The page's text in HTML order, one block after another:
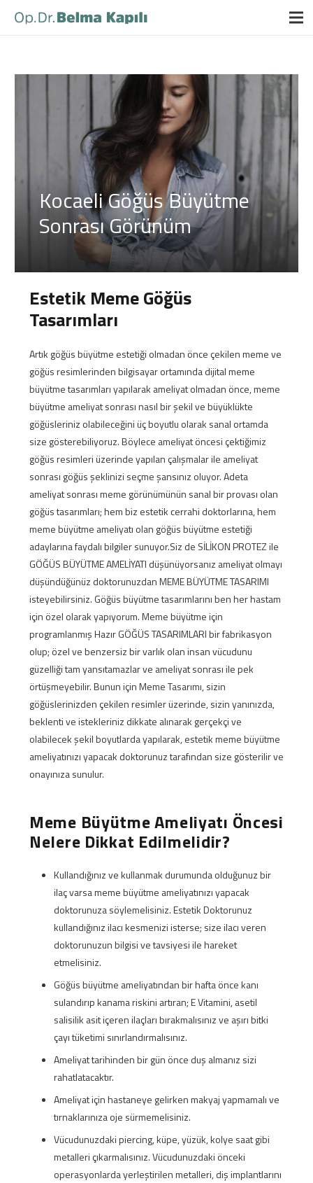
Kocaeli Göğüs Büyütme
Sonrası Görünüm
Estetik Meme Göğüs
Tasarımları
Artık göğüs büyütme estetiği olmadan önce çekilen meme ve
göğüs resimlerinden bilgisayar ortamında dijital meme
büyütme tasarımları yapılarak ameliyat olmadan önce, meme
büyütme ameliyat sonrası nasıl bir şekil ve büyüklükte
göğüsleriniz olabileceğini üç boyutlu olarak sanal ortamda
size gösterebiliyoruz. Böylece ameliyat öncesi çektiğimiz
göğüs resimleri üzerinde yapılan çalışmalar ile ameliyat
sonrası göğüs şeklinizi seçme şansınız oluyor. Adeta
ameliyat sonrası meme görünümünün sanal bir provası olan
göğüs tasarımları; hem biz estetik cerrahi doktorlarına, hem
meme büyütme ameliyatı olan göğüs büyütme estetiği
adaylarına faydalı bilgiler sunuyor.Siz de SİLİKON PROTEZ ile
GÖĞÜS BÜYÜTME AMELİYATI düşünüyorsanız ameliyat olmayı
düşündüğünüz doktorunuzdan MEME BÜYÜTME TASARIMI
isteyebilirsiniz. Göğüs büyütme tasarımlarını ben her hastam
için özel olarak yapıyorum. Meme büyütme için
programlanmış Hazır GÖĞÜS TASARIMLARI bir fabrikasyon
olup; özel ve benzersiz bir varlık olan insan vücudunu
güzelliği tam yansıtamazlar ve ameliyat sonrası ile pek
örtüşmeyebilir. Bunun için Meme Tasarımı, sizin
göğüslerinizden çekilen resimler üzerinde, sizin yanınızda,
beklenti ve istekleriniz dikkate alınarak gerçekçi ve
olabilecek şekil boyutlarda yapılarak, estetik meme büyütme
ameliyatınızı yapacak doktorunuz tarafından size gösterilir ve
onayınıza sunulur.
Meme Büyütme Ameliyatı Öncesi
Nelere Dikkat Edilmelidir?
Kullandığınız ve kullanmak durumunda olduğunuz bir
ilaç varsa meme büyütme ameliyatınızı yapacak
doktorunuza söylemelisiniz. Estetik Doktorunuz
kullandığınız ilacı kesmenizi isterse; size ilacı veren
doktorunuzun bilgisi ve tavsiyesi ile hareket
etmelisiniz.
Göğüs büyütme ameliyatından bir hafta önce kanı
sulandırıp kanama riskini artıran; E Vitamini, asetil
salisilik asit içeren ilaçları bırakmalısınız ve aşırı bitki
çayı tüketimi sınırlandırmalısınız.
Ameliyat tarihinden bir gün önce duş almanız sizi
rahatlatacaktır.
Ameliyat için hastaneye gelirken makyaj yapmamalı ve
tırnaklarınıza oje sürmemelisiniz.
Vücudunuzdaki piercing, küpe, yüzük, kolye saat gibi
metalleri çıkarmalısınız. Vücudunuzdaki önceki
operasyonlarda yerleştirilen metalleri, diş implantlarını